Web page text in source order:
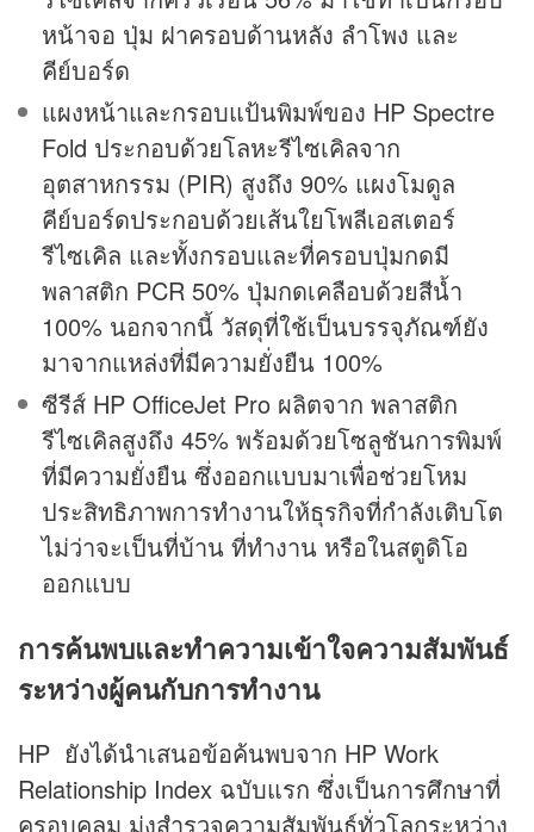
หน้าจอ ปุ่ม ฝาครอบด้านหลัง ลำโพง และ
คีย์บอร์ด
แผงหน้าและกรอบแป้นพิมพ์ของ HP Spectre
Fold ประกอบด้วยโลหะรีไซเคิลจาก
อุตสาหกรรม (PIR) สูงถึง 90% แผงโมดูล
คีย์บอร์ดประกอบด้วยเส้นใยโพลีเอสเตอร์
รีไซเคิล และทั้งกรอบและที่ครอบปุ่มกดมี
พลาสติก PCR 50% ปุ่มกดเคลือบด้วยสีน้ำ
100% นอกจากนี้ วัสดุที่ใช้เป็นบรรจุภัณฑ์ยัง
มาจากแหล่งที่มีความยั่งยืน 100%
ซีรีส์ HP OfficeJet Pro ผลิตจาก พลาสติก
รีไซเคิลสูงถึง 45% พร้อมด้วยโซลูชันการพิมพ์
ที่มีความยั่งยืน ซึ่งออกแบบมาเพื่อช่วยโหม
ประสิทธิภาพการทำงานให้ธุรกิจที่กำลังเติบโต
ไม่ว่าจะเป็นที่บ้าน ที่ทำงาน หรือในสตูดิโอ
ออกแบบ
การค้นพบและทำความเข้าใจความสัมพันธ์
ระหว่างผู้คนกับการทำงาน
HP ยังได้นำเสนอข้อค้นพบจาก HP Work
Relationship Index ฉบับแรก ซึ่งเป็นการศึกษาที่
ครอบคลุม มุ่งสำรวจความสัมพันธ์ทั่วโลกระหว่าง